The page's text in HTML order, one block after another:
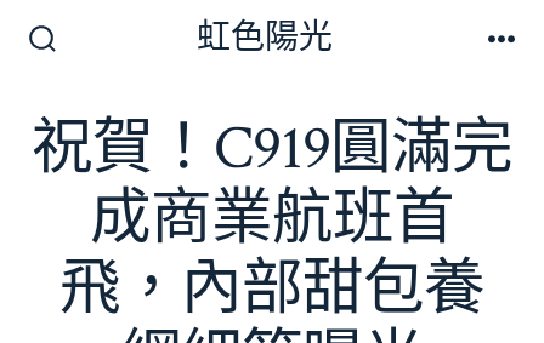
切
換
開
虹色陽光
祝賀！C919圓滿完
成商業航班首
飛，內部甜包養